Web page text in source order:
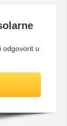
odgovorit u